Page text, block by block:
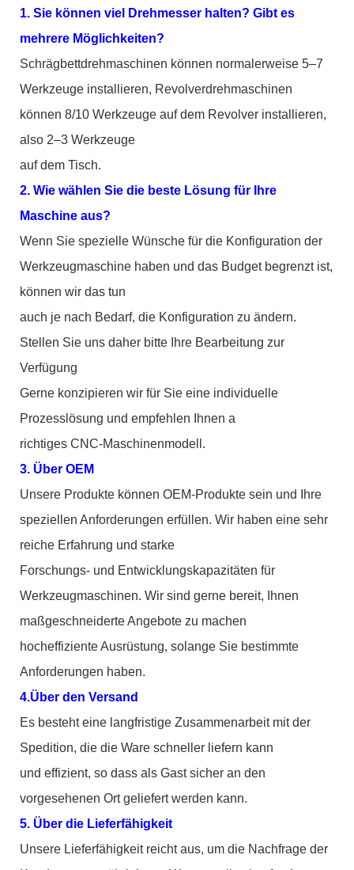
1. Sie können viel Drehmesser halten? Gibt es
mehrere Möglichkeiten?
Schrägbettdrehmaschinen können normalerweise 5–7
Werkzeuge installieren, Revolverdrehmaschinen
können 8/10 Werkzeuge auf dem Revolver installieren,
also 2–3 Werkzeuge
auf dem Tisch.
2. Wie wählen Sie die beste Lösung für Ihre
Maschine aus?
Wenn Sie spezielle Wünsche für die Konfiguration der
Werkzeugmaschine haben und das Budget begrenzt ist,
können wir das tun
auch je nach Bedarf, die Konfiguration zu ändern.
Stellen Sie uns daher bitte Ihre Bearbeitung zur
Verfügung
Gerne konzipieren wir für Sie eine individuelle
Prozesslösung und empfehlen Ihnen a
richtiges CNC-Maschinenmodell.
3. Über OEM
Unsere Produkte können OEM-Produkte sein und Ihre
speziellen Anforderungen erfüllen. Wir haben eine sehr
reiche Erfahrung und starke
Forschungs- und Entwicklungskapazitäten für
Werkzeugmaschinen. Wir sind gerne bereit, Ihnen
maßgeschneiderte Angebote zu machen
hocheffiziente Ausrüstung, solange Sie bestimmte
Anforderungen haben.
4.Über den Versand
Es besteht eine langfristige Zusammenarbeit mit der
Spedition, die die Ware schneller liefern kann
und effizient, so dass als Gast sicher an den
vorgesehenen Ort geliefert werden kann.
5. Über die Lieferfähigkeit
Unsere Lieferfähigkeit reicht aus, um die Nachfrage der